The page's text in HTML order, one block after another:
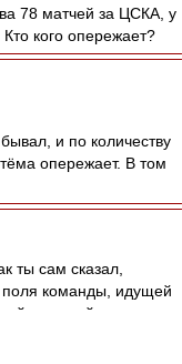
78 матчей за ЦСКА, у
кого опережает?
и по количеству
опережает. В том
ты сам сказал,
поля команды, идущей
-- третий